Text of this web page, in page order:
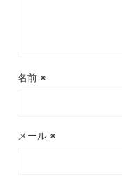
名前 ※
メール ※